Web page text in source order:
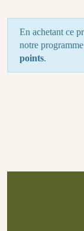
En achetant ce
notre
points.